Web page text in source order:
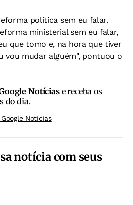
política sem eu falar.
ministerial sem eu falar,
que tomo e, na hora que tiver
vou mudar alguém", pontuou o
Notíciase receba os
do dia.
Google Noticias
notícia com seus